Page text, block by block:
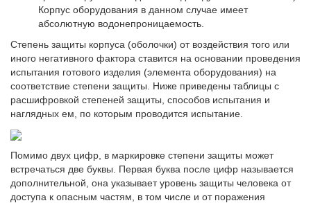
Корпус оборудования в данном случае имеет
абсолютную водонепроницаемость.
Степень защиты корпуса (оболочки) от воздействия того или
иного негативного фактора ставится на основании проведения
испытания готового изделия (элемента оборудования) на
соответствие степени защиты. Ниже приведены таблицы с
расшифровкой степеней защиты, способов испытания и
наглядных ем, по которым проводится испытание.
Помимо двух цифр, в маркировке степени защиты может
встречаться две буквы. Первая буква после цифр называется
дополнительной, она указывает уровень защиты человека от
доступа к опасным частям, в том числе и от поражения